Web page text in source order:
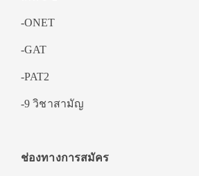
-ONET
-GAT
-PAT2
-9 วิชาสามัญ
ช่องทางการสมัคร